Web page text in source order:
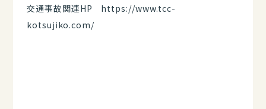
交通事故関連HP https://www.tcc-
kotsujiko.com/